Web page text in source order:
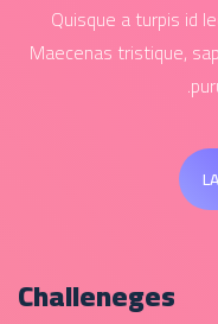
Quisque a turpis id
Maecenas tristique,
Challeneges